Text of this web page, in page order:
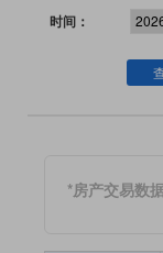
时间：
*房产交易数